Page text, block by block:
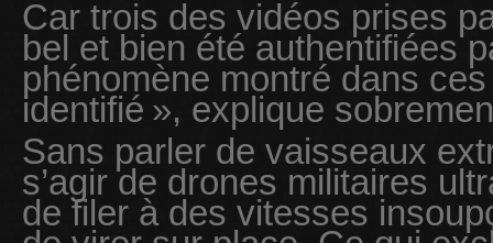
Car trois des vidéos prises
bel et bien été authentifiées
phénomène montré dans
identifié », explique
Sans parler de vaisseaux
s’agir de drones militaires
de filer à des vitesses